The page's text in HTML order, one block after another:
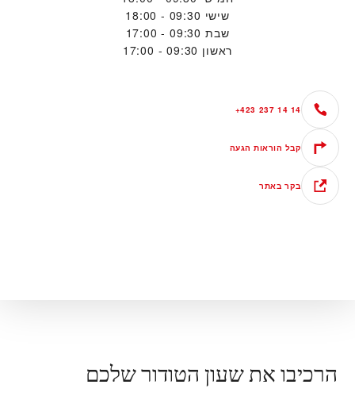
שישי 09:30 - 18:00
שבת 09:30 - 17:00
ראשון 09:30 - 17:00
+423 237 14 14
קבל הוראות הגעה
בקר באתר
הרכיבו את שעון הטודור שלכם